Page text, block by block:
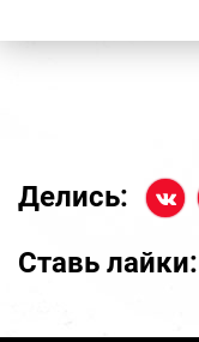
Делись:
Ставь лайки: